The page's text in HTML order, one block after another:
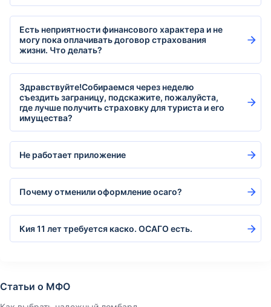
Есть неприятности финансового характера и не
могу пока оплачивать договор страхования
жизни. Что делать?
Здравствуйте!Собираемся через неделю
съездить заграницу, подскажите, пожалуйста,
где лучше получить страховку для туриста и его
имущества?
Не работает приложение
Почему отменили оформление осаго?
Кия 11 лет требуется каско. ОСАГО есть.
Статьи о МФО